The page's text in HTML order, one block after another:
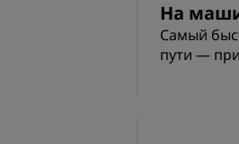
На
Самый
пути —